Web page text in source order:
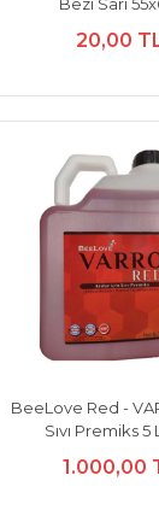
20,00
BeeLove Red -
Sıvı Premiks 5
1.000,00